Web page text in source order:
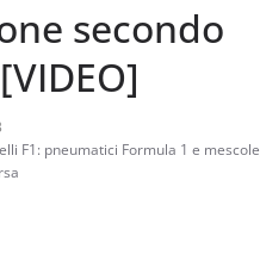
secondo
F1: pneumatici Formula 1 e mescole